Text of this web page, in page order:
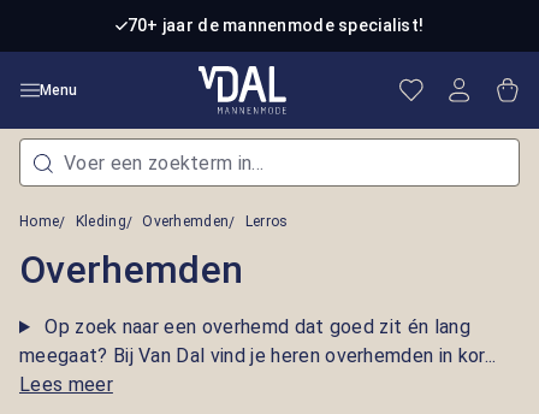
Ga naar de hoofdinhoud70+ jaar de mannenmode specialist!
Menu Je hebt 0
Home Kleding Overhemden Lerros
Overhemden
Op zoek naar een overhemd dat goed zit én lang
meegaat? Bij Van Dal vind je heren overhemden in kor...
Lees meer